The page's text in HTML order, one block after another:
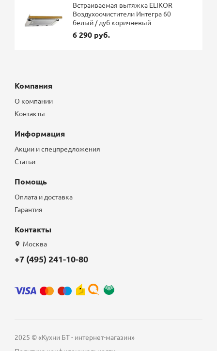
Встраиваемая вытяжка ELIKOR
Воздухоочистители Интегра 60
белый / дуб коричневый
6 290 руб.
Компания
О компании
Контакты
Информация
Акции и спецпредложения
Статьи
Помощь
Оплата и доставка
Гарантия
Контакты
Москва
+7 (495) 241-10-80
2025 © «Кухни БТ - интернет-магазин»